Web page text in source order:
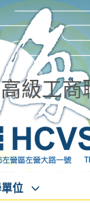
級工商
位